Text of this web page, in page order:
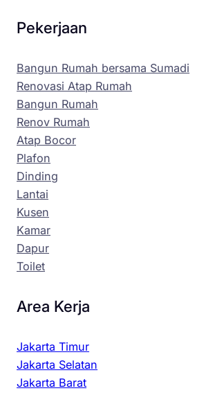
Pekerjaan
Bangun Rumah bersama Sumadi
Renovasi Atap Rumah
Bangun Rumah
Renov Rumah
Atap Bocor
Plafon
Dinding
Lantai
Kusen
Kamar
Dapur
Toilet
Area Kerja
Jakarta Timur
Jakarta Selatan
Jakarta Barat